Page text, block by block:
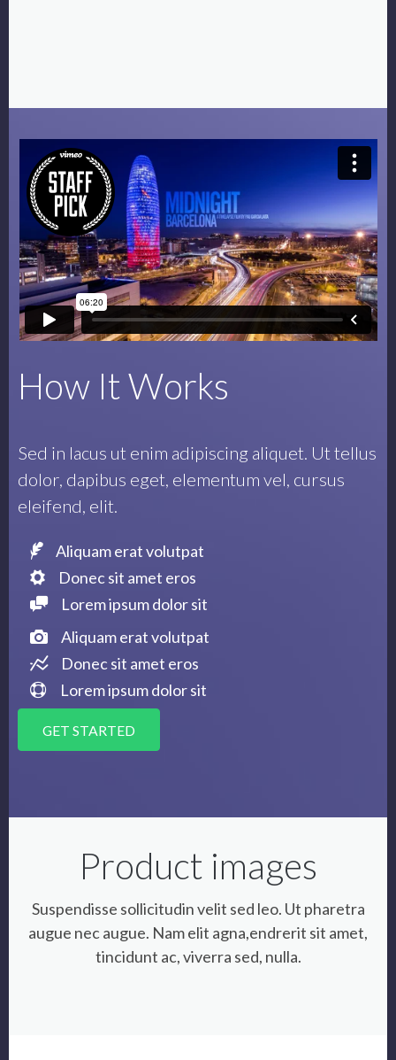
How It Works
Sed in lacus ut enim adipiscing aliquet. Ut tellus
dolor, dapibus eget, elementum vel, cursus
eleifend, elit.
Aliquam erat volutpat
Donec sit amet eros
Lorem ipsum dolor sit
Aliquam erat volutpat
Donec sit amet eros
Lorem ipsum dolor sit
GET STARTED
Product images
Suspendisse sollicitudin velit sed leo. Ut pharetra
augue nec augue. Nam elit agna,endrerit sit amet,
tincidunt ac, viverra sed, nulla.